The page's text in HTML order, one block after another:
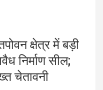
क्षेत्र में बड़ी
निर्माण सील;
चेतावनी